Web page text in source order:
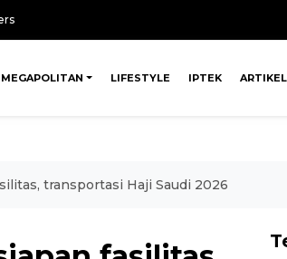
LIFESTYLE IPTEK ARTIKEL
transportasi Haji Saudi 2026